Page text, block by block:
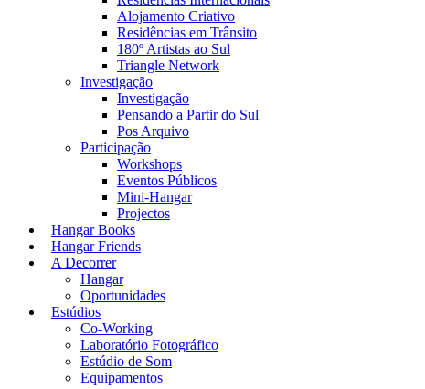
Alojamento Criativo
Residências em Trânsito
180º Artistas ao Sul
Triangle Network
Investigação
Investigação
Pensando a Partir do Sul
Pos Arquivo
Participação
Workshops
Eventos Públicos
Mini-Hangar
Projectos
Hangar Books
Hangar Friends
A Decorrer
Hangar
Oportunidades
Estúdios
Co-Working
Laboratório Fotográfico
Estúdio de Som
Equipamentos